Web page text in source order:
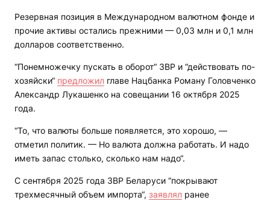
Резервная позиция в Международном валютном фонде и
прочие активы остались прежними — 0,03 млн и 0,1 млн
долларов соответственно.
“Понемножечку пускать в оборот“ ЗВР и “действовать по-
хозяйски“ предложил главе Нацбанка Роману Головченко
Александр Лукашенко на совещании 16 октября 2025
года.
“То, что валюты больше появляется, это хорошо, —
отметил политик. — Но валюта должна работать. И надо
иметь запас столько, сколько нам надо“.
С сентября 2025 года ЗВР Беларуси “покрывают
трехмесячный объем импорта“, заявлял ранее